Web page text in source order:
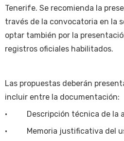
Tenerife. Se recomienda la
través de la convocatoria en la
optar también por la
registros oficiales habilitados.
Las propuestas deberán
incluir entre la documentación:
• Descripción técnica de la
• Memoria justificativa del